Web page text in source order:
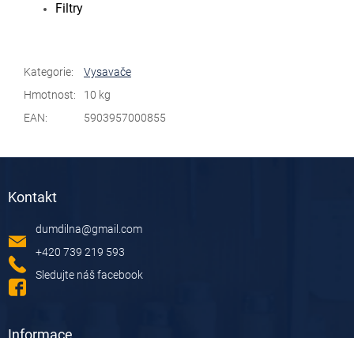
Filtry
Kategorie:
Vysavače
Hmotnost:
10 kg
EAN: 5903957000855
Kontakt
dumdilna@gmail.com
+420 739 219 593
Sledujte náš facebook